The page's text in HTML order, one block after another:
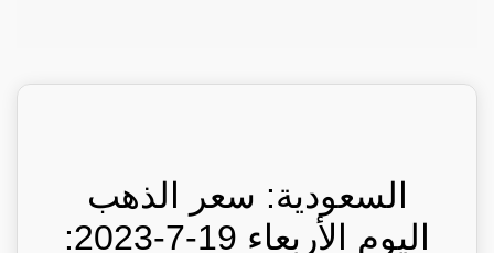
السعودية: سعر الذهب
اليوم الأربعاء 19-7-2023: